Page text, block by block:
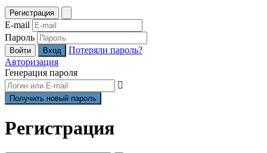
Регистрация
E-mail
Пароль
Войти
Потеряли пароль?
Авторизация
Генерация пароля
Регистрация